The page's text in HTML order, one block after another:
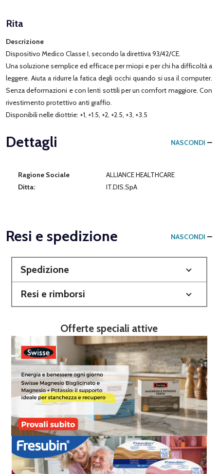
Rita
Descrizione
Dispositivo Medico Classe I, secondo la direttiva 93/42/CE.
Una soluzione semplice ed efficace per miopi e per chi ha difficoltà a
leggere. Aiuta a ridurre la fatica degli occhi quando si usa il computer.
Senza deformazioni e con lenti sottili per un comfort maggiore. Con
rivestimento protettivo anti graffio.
Disponibili nelle diottrie: +1, +1.5, +2, +2.5, +3, +3.5
Dettagli NASCONDI
Ragione Sociale
Ditta:
ALLIANCE HEALTHCARE
IT.DIS.SpA
Resi e spedizione NASCONDI
Spedizione
Resi e rimborsi
Offerte speciali attive